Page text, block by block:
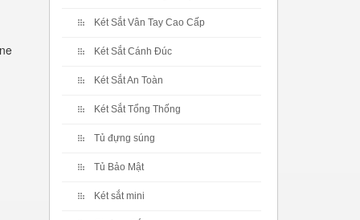
Két Sắt Vân Tay Cao Cấp
Két Sắt Cánh Đúc
Két Sắt An Toàn
Két Sắt Tổng Thống
Tủ đựng súng
Tủ Bảo Mật
Két sắt mini